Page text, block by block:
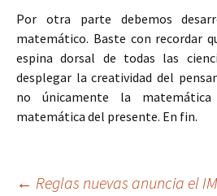
Por otra parte debemos
matemático. Baste con recordar
espina dorsal de todas las
desplegar la creatividad del
no únicamente la
matemática del presente. En fin.
← Reglas nuevas anuncia el